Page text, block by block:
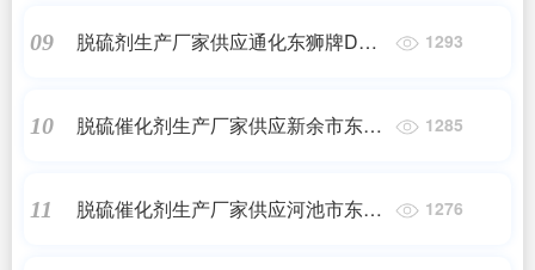
09
脱硫剂生产厂家供应通化东狮牌DSH
1293
10
脱硫催化剂生产厂家供应新余市东狮
1285
11
脱硫催化剂生产厂家供应河池市东狮
1276